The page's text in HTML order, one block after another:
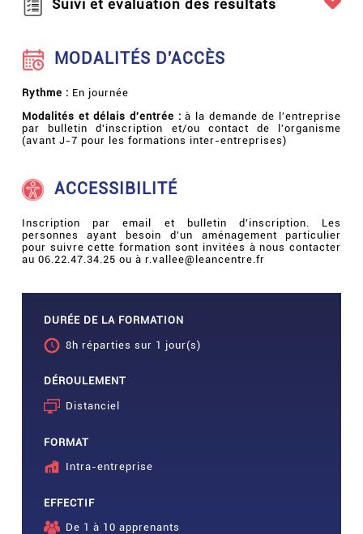
Suivi et évaluation des résultats
MODALITÉS D'ACCÈS
Rythme : En journée
Modalités et délais d'entrée : à la demande de l'entreprise
par bulletin d'inscription et/ou contact de l'organisme
(avant J-7 pour les formations inter-entreprises)
ACCESSIBILITÉ
Inscription par email et bulletin d'inscription. Les
personnes ayant besoin d'un aménagement particulier
pour suivre cette formation sont invitées à nous contacter
au 06.22.47.34.25 ou à r.vallee@leancentre.fr
DURÉE DE LA FORMATION
8h réparties sur 1 jour(s)
DÉROULEMENT
Distanciel
FORMAT
Intra-entreprise
EFFECTIF
De 1 à 10 apprenants